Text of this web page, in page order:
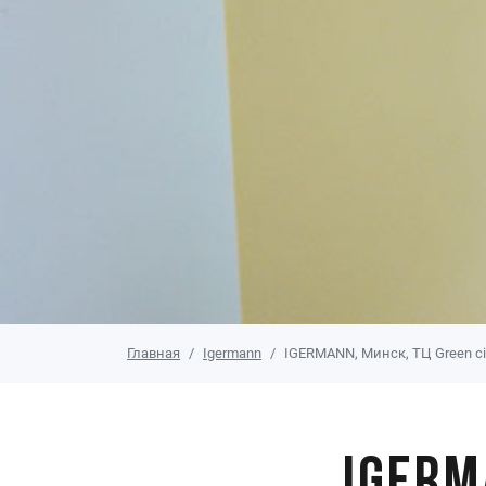
Главная Igermann IGERMANN, Минск, ТЦ Green